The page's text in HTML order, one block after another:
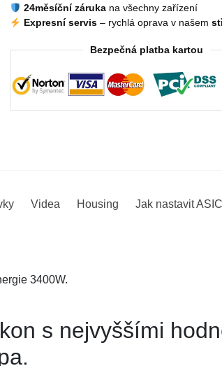
24měsíční záruka na všechny zařízení
Expresní servis – rychlá oprava v našem
Bezpečná platba kartou
Videa Housing Jak nastavit ASIC
3400W.
s nejvyššími